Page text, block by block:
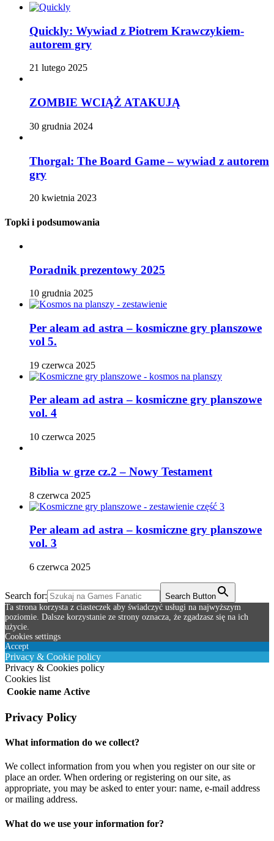
Quickly: Wywiad z Piotrem Krawczykiem-
autorem gry
21 lutego 2025
ZOMBIE WCIĄŻ ATAKUJĄ
30 grudnia 2024
Thorgal: The Board Game – wywiad z autorem
gry
20 kwietnia 2023
Topki i podsumowania
Poradnik prezentowy 2025
10 grudnia 2025
Per aleam ad astra – kosmiczne gry planszowe
vol 5.
19 czerwca 2025
Per aleam ad astra – kosmiczne gry planszowe
vol. 4
10 czerwca 2025
Biblia w grze cz.2 – Nowy Testament
8 czerwca 2025
Per aleam ad astra – kosmiczne gry planszowe
vol. 3
6 czerwca 2025
Search for:
Search Button
Ta strona korzysta z ciasteczek aby świadczyć usługi na najwyższym
poziomie. Dalsze korzystanie ze strony oznacza, że zgadzasz się na ich
użycie.
Cookies settings
Accept
Privacy & Cookie policy
Privacy & Cookies policy
Cookies list
Cookie name Active
Privacy Policy
What information do we collect?
We collect information from you when you register on our site or
place an order. When ordering or registering on our site, as
appropriate, you may be asked to enter your: name, e-mail address
or mailing address.
What do we use your information for?